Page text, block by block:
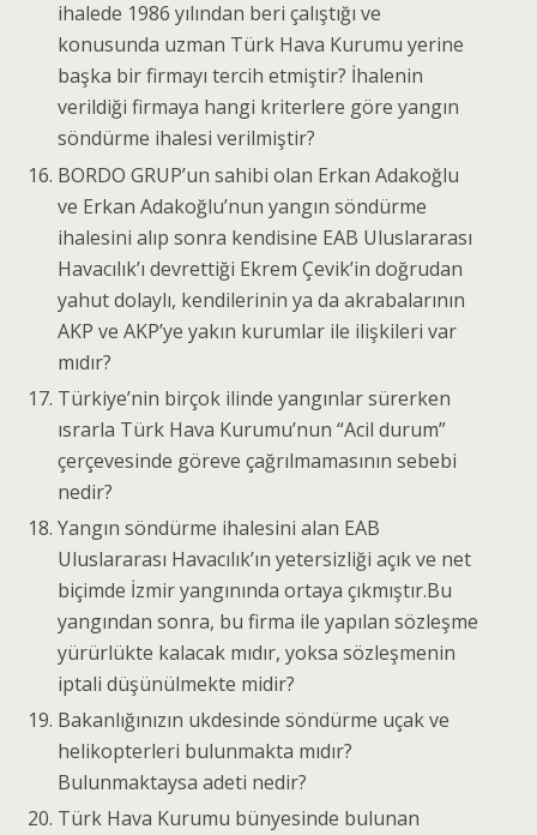
ihalede 1986 yılından beri çalıştığı ve
konusunda uzman Türk Hava Kurumu yerine
başka bir firmayı tercih etmiştir? İhalenin
verildiği firmaya hangi kriterlere göre yangın
söndürme ihalesi verilmiştir?
BORDO GRUP’un sahibi olan Erkan Adakoğlu
ve Erkan Adakoğlu’nun yangın söndürme
ihalesini alıp sonra kendisine EAB Uluslararası
Havacılık’ı devrettiği Ekrem Çevik’in doğrudan
yahut dolaylı, kendilerinin ya da akrabalarının
AKP ve AKP’ye yakın kurumlar ile ilişkileri var
mıdır?
Türkiye’nin birçok ilinde yangınlar sürerken
ısrarla Türk Hava Kurumu’nun “Acil durum”
çerçevesinde göreve çağrılmamasının sebebi
nedir?
Yangın söndürme ihalesini alan EAB
Uluslararası Havacılık’ın yetersizliği açık ve net
biçimde İzmir yangınında ortaya çıkmıştır.Bu
yangından sonra, bu firma ile yapılan sözleşme
yürürlükte kalacak mıdır, yoksa sözleşmenin
iptali düşünülmekte midir?
Bakanlığınızın ukdesinde söndürme uçak ve
helikopterleri bulunmakta mıdır?
Bulunmaktaysa adeti nedir?
Türk Hava Kurumu bünyesinde bulunan